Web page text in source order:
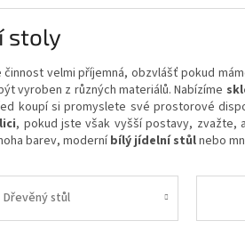
stoly
činnost velmi příjemná, obzvlášť pokud
vyroben z různých materiálů. Nabízíme
koupí si promyslete své prostorové
, pokud jste však vyšší postavy, zvažte,
barev, moderníbílý jídelní stůlnebo
Dřevěný stůl